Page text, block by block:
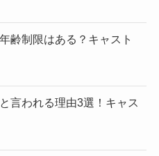
齢制限はある？キャスト
言われる理由3選！キャス